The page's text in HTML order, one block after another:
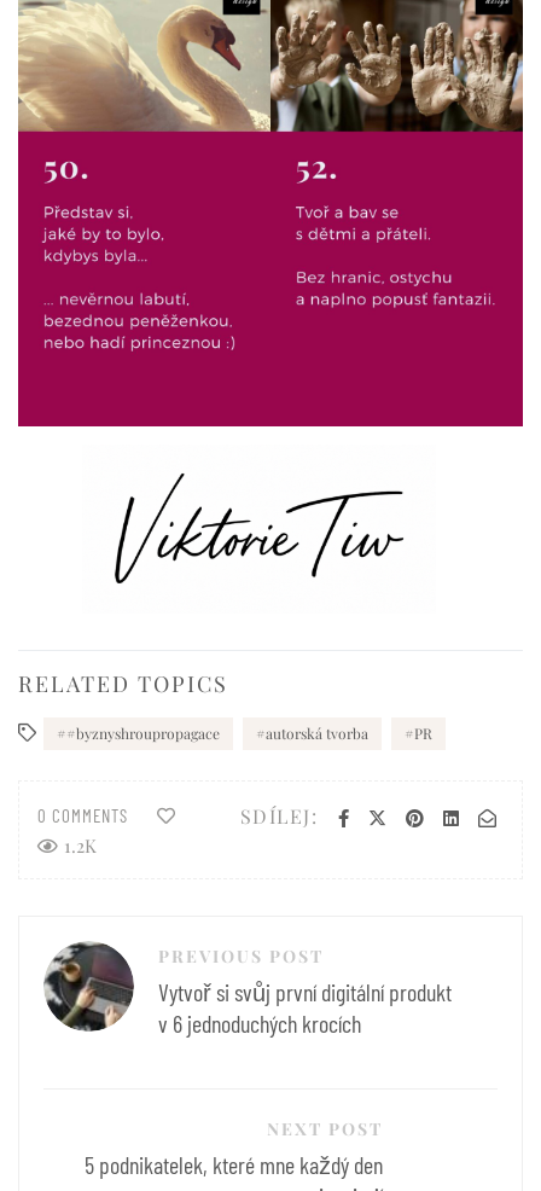
RELATED TOPICS
#byznyshroupropagace autorská tvorba PR
SDÍLEJ:
0 COMMENTS
1.2K
Navigace
pro
příspěvek
PREVIOUS POST
Vytvoř si svůj první digitální produkt
v 6 jednoduchých krocích
NEXT POST
5 podnikatelek, které mne každý den